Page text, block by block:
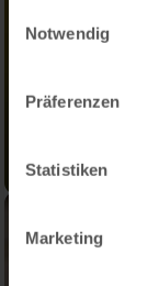
Notwendig
Präferenzen
Statistiken
Marketing